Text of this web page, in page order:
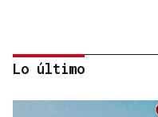
Lo último